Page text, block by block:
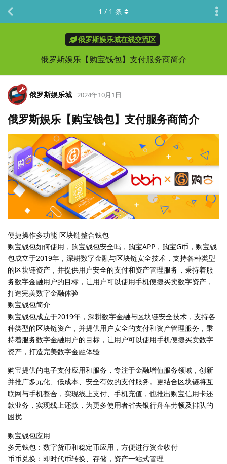
俄罗斯娱乐城在线交流区
俄罗斯娱乐【购宝钱包】支付服务商简介
1 / 1 条
俄罗斯娱乐城 2024年10月1日
俄罗斯娱乐【购宝钱包】支付服务商简介
便捷操作多功能 区块链整合钱包
购宝钱包如何使用，购宝钱包安全吗，购宝APP，购宝G币，购宝钱
包成立于2019年，深耕数字金融与区块链安全技术，支持各种类型
的区块链资产，并提供用户安全的支付和资产管理服务，秉持着服
务数字金融用户的目标，让用户可以使用手机便捷买卖数字资产，
打造完美数字金融体验
购宝钱包简介
购宝钱包成立于2019年，深耕数字金融与区块链安全技术，支持各
种类型的区块链资产，并提供用户安全的支付和资产管理服务，秉
持着服务数字金融用户的目标，让用户可以使用手机便捷买卖数字
资产，打造完美数字金融体验
购宝提供的电子支付应用和服务，专注于金融增值服务领域，创新
并推广多元化、低成本、安全有效的支付服务。更结合区块链将互
联网与手机整合，实现线上支付、手机充值，也推出购宝信用卡还
款业务，实现线上还款，为更多使用者省去银行舟车劳顿及排队的
困扰
购宝钱包应用
多元钱包：数字货币和稳定币应用，方便进行资金收付
币币兑换：即时代币转换、存储，资产一站式管理